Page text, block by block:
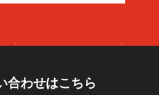
合わせはこちら